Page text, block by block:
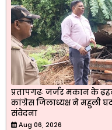
प्रतापगढः जर्जर मकान के
कांग्रेस जिलाध्यक्ष ने महुली
संवेदना
Aug 06, 2026